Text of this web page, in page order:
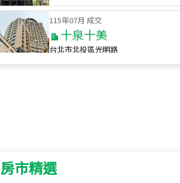
115年07月 成交
十泉十美
台北市北投區光明路
115
房市精選